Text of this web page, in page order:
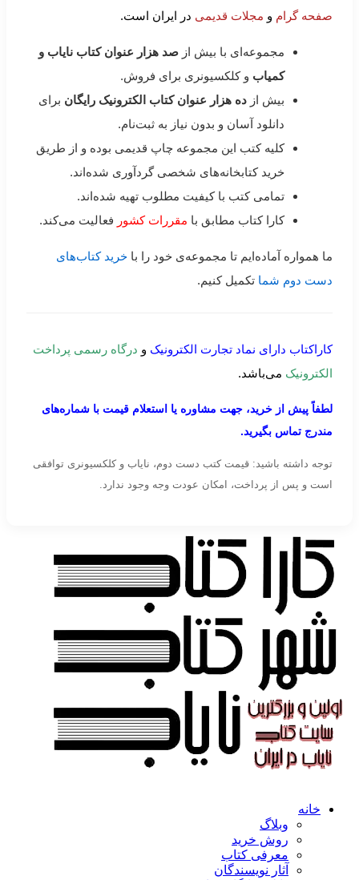
صفحه گرام و مجلات قدیمی در ایران است.
مجموعه‌ای با بیش از صد هزار عنوان کتاب نایاب و
کمیاب و کلکسیونری برای فروش.
بیش از ده هزار عنوان کتاب الکترونیک رایگان برای
دانلود آسان و بدون نیاز به ثبت‌نام.
کلیه کتب این مجموعه چاپ قدیمی بوده و از طریق
خرید کتابخانه‌های شخصی گردآوری شده‌اند.
تمامی کتب با کیفیت مطلوب تهیه شده‌اند.
کارا کتاب مطابق با مقررات کشور فعالیت می‌کند.
ما همواره آماده‌ایم تا مجموعه‌ی خود را با خرید کتاب‌های
دست دوم شما تکمیل کنیم.
کاراکتاب دارای نماد تجارت الکترونیک و درگاه رسمی پرداخت
الکترونیک می‌باشد.
لطفاً پیش از خرید، جهت مشاوره یا استعلام قیمت با شماره‌های
مندرج تماس بگیرید.
توجه داشته باشید: قیمت کتب دست دوم، نایاب و کلکسیونری توافقی
است و پس از پرداخت، امکان عودت وجه وجود ندارد.
خانه
وبلاگ
روش خرید
معرفی کتاب
آثار نویسندگان